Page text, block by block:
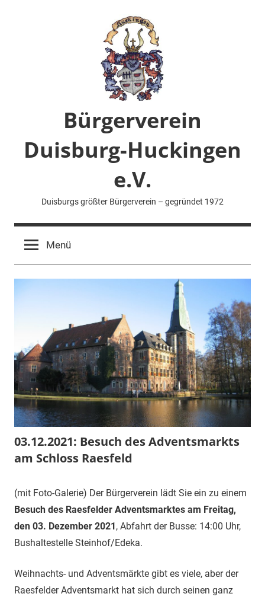
Bürgerverein
Duisburg-Huckingen
e.V.
Duisburgs größter Bürgerverein – gegründet 1972
Menü
03.12.2021: Besuch des Adventsmarkts
am Schloss Raesfeld
3.
Dezember
2021
1.
Vorsitzender
Veranstaltung
(mit Foto-Galerie) Der Bürgerverein lädt Sie ein zu einem
Besuch des Raesfelder Adventsmarktes am Freitag,
den 03. Dezember 2021, Abfahrt der Busse: 14:00 Uhr,
Bushaltestelle Steinhof/Edeka.
Weihnachts- und Adventsmärkte gibt es viele, aber der
Raesfelder Advents­markt hat sich durch seinen ganz